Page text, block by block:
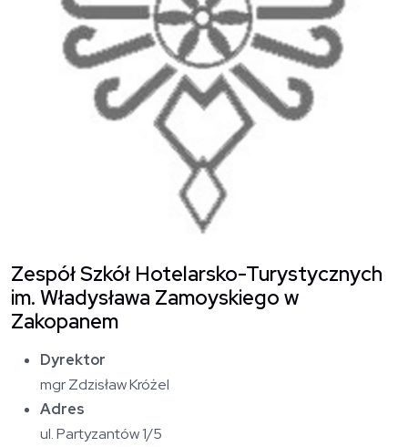
Zespół Szkół Hotelarsko-Turystycznych
im. Władysława Zamoyskiego w
Zakopanem
Dyrektor
mgr Zdzisław Króżel
Adres
ul. Partyzantów 1/5